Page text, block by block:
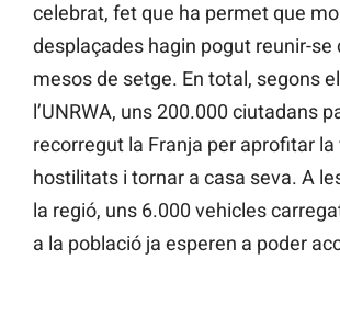
celebrat, fet que ha permet que
desplaçades hagin pogut reunir-se
mesos de setge. En total, segons
l’UNRWA, uns 200.000 ciutadans
recorregut la Franja per aprofitar la
hostilitats i tornar a casa seva. A
la regió, uns 6.000 vehicles
a la població ja esperen a poder